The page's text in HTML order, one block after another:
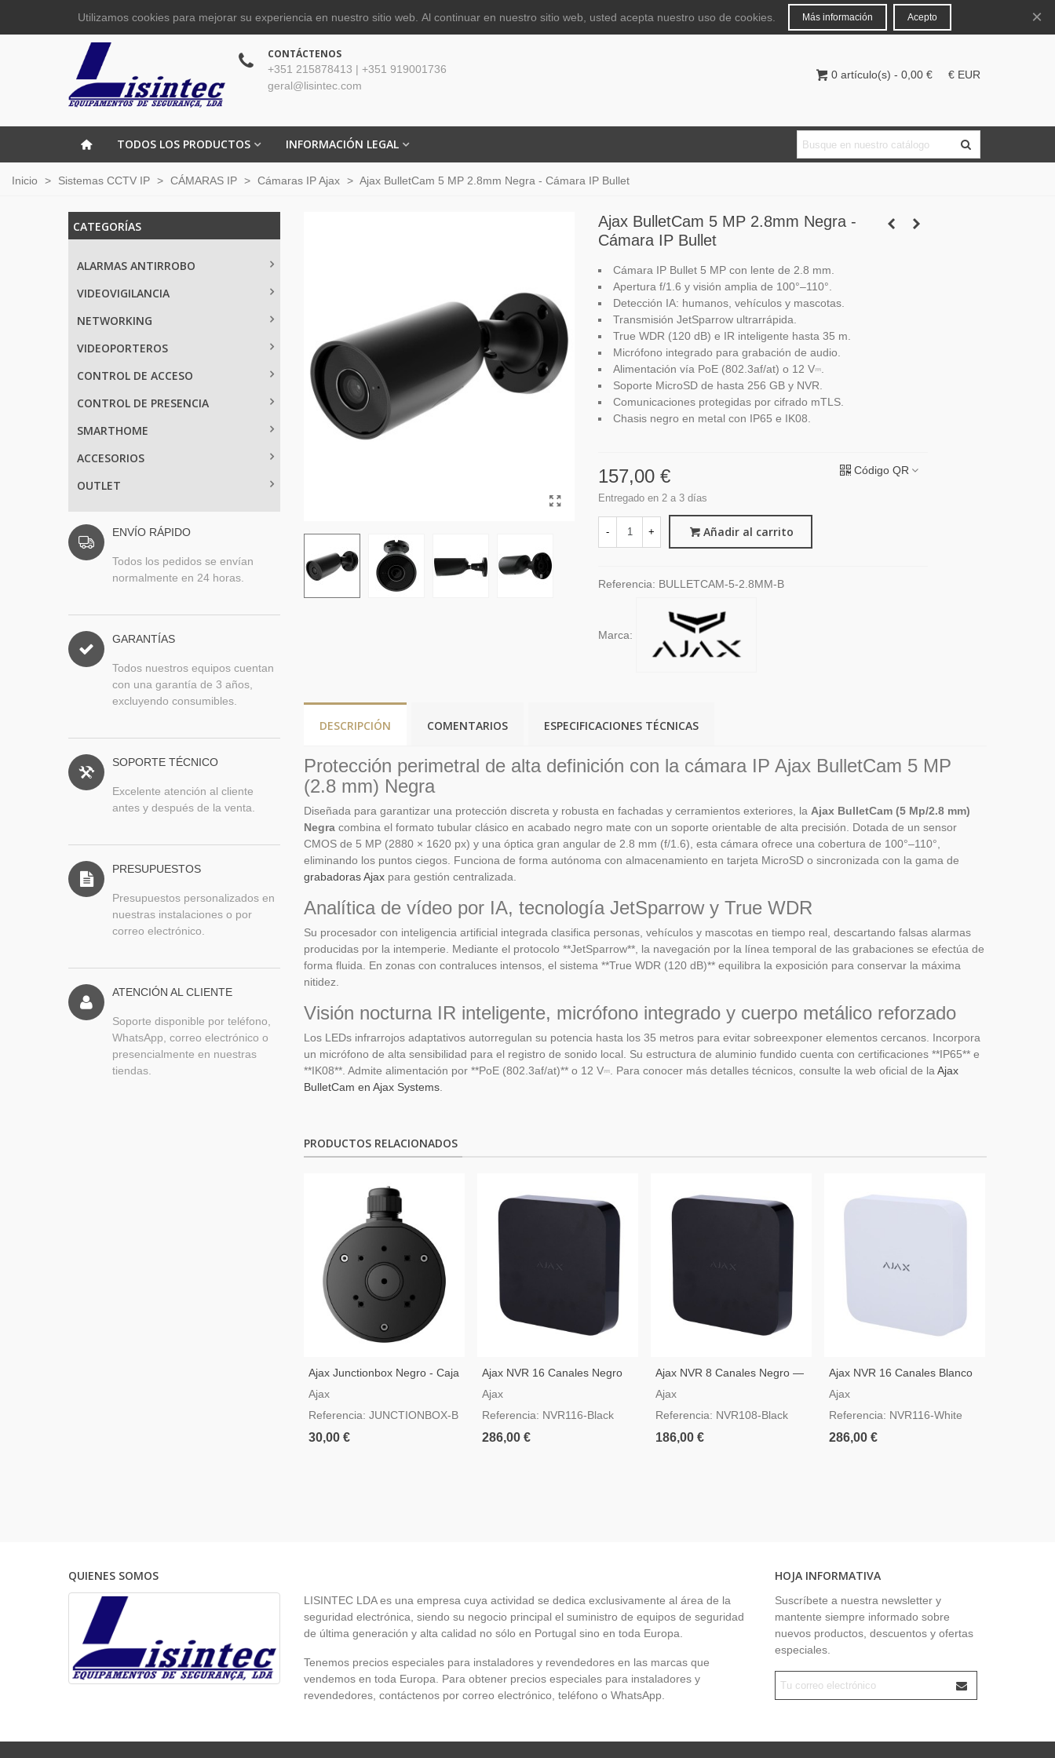
Español Iniciar sesión
CONTÁCTENOS
+351 215878413 | +351 919001736
geral@lisintec.com
0 artículo(s) - 0,00 € € EUR
TODOS LOS PRODUCTOS INFORMACIÓN LEGAL
Inicio > Sistemas CCTV IP > CÁMARAS IP > Cámaras IP Ajax > Ajax BulletCam 5 MP 2.8mm Negra - Cámara IP Bullet
CATEGORÍAS
ALARMAS ANTIRROBO
VIDEOVIGILANCIA
NETWORKING
VIDEOPORTEROS
CONTROL DE ACCESO
CONTROL DE PRESENCIA
SMARTHOME
ACCESORIOS
OUTLET
ENVÍO RÁPIDO
Todos los pedidos se envían
normalmente en 24 horas.
GARANTÍAS
Todos nuestros equipos cuentan
con una garantía de 3 años,
excluyendo consumibles.
SOPORTE TÉCNICO
Excelente atención al cliente
antes y después de la venta.
PRESUPUESTOS
Presupuestos personalizados en
nuestras instalaciones o por
correo electrónico.
ATENCIÓN AL CLIENTE
Soporte disponible por teléfono,
WhatsApp, correo electrónico o
presencialmente en nuestras
tiendas.
Ajax BulletCam 5 MP 2.8mm Negra -
Cámara IP Bullet
Cámara IP Bullet 5 MP con lente de 2.8 mm.
Apertura f/1.6 y visión amplia de 100°–110°.
Detección IA: humanos, vehículos y mascotas.
Transmisión JetSparrow ultrarrápida.
True WDR (120 dB) e IR inteligente hasta 35 m.
Micrófono integrado para grabación de audio.
Alimentación vía PoE (802.3af/at) o 12 V⎓.
Soporte MicroSD de hasta 256 GB y NVR.
Comunicaciones protegidas por cifrado mTLS.
Chasis negro en metal con IP65 e IK08.
157,00 €
Entregado en 2 a 3 días
Código QR
- + Añadir al carrito
Referencia: BULLETCAM-5-2.8MM-B
Marca:
DESCRIPCIÓN COMENTARIOS ESPECIFICACIONES TÉCNICAS
Protección perimetral de alta definición con la cámara IP Ajax BulletCam 5 MP
(2.8 mm) Negra
Diseñada para garantizar una protección discreta y robusta en fachadas y cerramientos exteriores, la Ajax BulletCam (5 Mp/2.8 mm)
Negra combina el formato tubular clásico en acabado negro mate con un soporte orientable de alta precisión. Dotada de un sensor
CMOS de 5 MP (2880 × 1620 px) y una óptica gran angular de 2.8 mm (f/1.6), esta cámara ofrece una cobertura de 100°–110°,
eliminando los puntos ciegos. Funciona de forma autónoma con almacenamiento en tarjeta MicroSD o sincronizada con la gama de
grabadoras Ajax para gestión centralizada.
Analítica de vídeo por IA, tecnología JetSparrow y True WDR
Su procesador con inteligencia artificial integrada clasifica personas, vehículos y mascotas en tiempo real, descartando falsas alarmas
producidas por la intemperie. Mediante el protocolo **JetSparrow**, la navegación por la línea temporal de las grabaciones se efectúa de
forma fluida. En zonas con contraluces intensos, el sistema **True WDR (120 dB)** equilibra la exposición para conservar la máxima
nitidez.
Visión nocturna IR inteligente, micrófono integrado y cuerpo metálico reforzado
Los LEDs infrarrojos adaptativos autorregulan su potencia hasta los 35 metros para evitar sobreexponer elementos cercanos. Incorpora
un micrófono de alta sensibilidad para el registro de sonido local. Su estructura de aluminio fundido cuenta con certificaciones **IP65** e
**IK08**. Admite alimentación por **PoE (802.3af/at)** o 12 V⎓. Para conocer más detalles técnicos, consulte la web oficial de la Ajax
BulletCam en Ajax Systems
PRODUCTOS RELACIONADOS
Ajax Junctionbox Negro - Caja
De Conexión Para Cámaras
Ajax
Referencia: JUNCTIONBOX-B
30,00 €
Ajax NVR 16 Canales Negro
— Grabador De Vídeo IP
Ajax
Referencia: NVR116-Black
286,00 €
Ajax NVR 8 Canales Negro —
Grabador De Vídeo IP
Ajax
Referencia: NVR108-Black
186,00 €
Ajax NVR 16 Canales Blanco
— Grabador De Vídeo IP
Ajax
Referencia: NVR116-White
286,00 €
QUIENES SOMOS
LISINTEC LDA es una empresa cuya actividad se dedica exclusivamente al área de la
seguridad electrónica, siendo su negocio principal el suministro de equipos de seguridad
de última generación y alta calidad no sólo en Portugal sino en toda Europa.
Tenemos precios especiales para instaladores y revendedores en las marcas que
vendemos en toda Europa. Para obtener precios especiales para instaladores y
revendedores, contáctenos por correo electrónico, teléfono o WhatsApp.
HOJA INFORMATIVA
Suscríbete a nuestra newsletter y
mantente siempre informado sobre
nuevos productos, descuentos y ofertas
especiales.
Utilizamos cookies para mejorar su experiencia en nuestro sitio web. Al continuar en nuestro sitio web, usted acepta nuestro uso de cookies. Más información Acepto ×